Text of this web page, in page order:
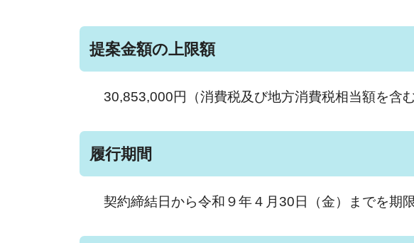
提案金額の上限額
30,853,000円（消費税及び地方消費税相当額を含む
履行期間
契約締結日から令和９年４月30日（金）までを期